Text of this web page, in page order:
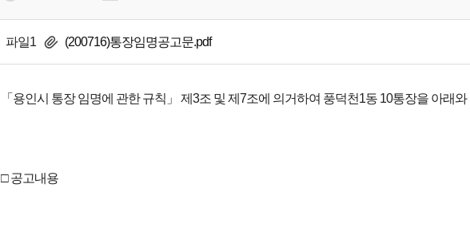
파일1 (200716)통장임명공고문.pdf
「용인시 통장 임명에 관한 규칙」 제3조 및 제7조에 의거하여 풍덕천1동 10통장을 아래
□ 공고내용